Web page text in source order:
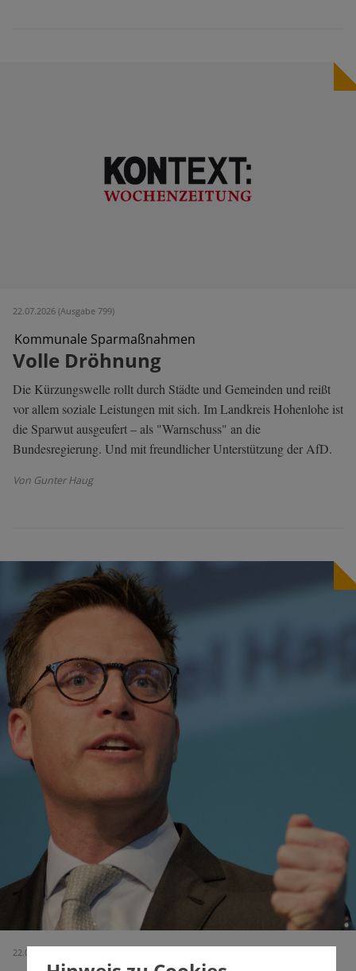
22.07.2026 (Ausgabe 799)
Kommunale Sparmaßnahmen
Volle Dröhnung
Die Kürzungswelle rollt durch Städte und Gemeinden und reißt
vor allem soziale Leistungen mit sich. Im Landkreis Hohenlohe ist
die Sparwut ausgeufert – als "Warnschuss" an die
Bundesregierung. Und mit freundlicher Unterstützung der AfD.
Von Gunter Haug
22.07.2026 (Ausgabe 799)